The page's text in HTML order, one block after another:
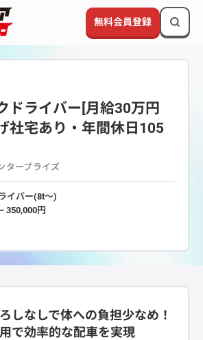
無料会員登録
ドライバー[月給30万円
社宅あり・年間休日105
タープライズ
イバー(8t～)
350,000円
しなしで体への負担少なめ！
で効率的な配車を実現